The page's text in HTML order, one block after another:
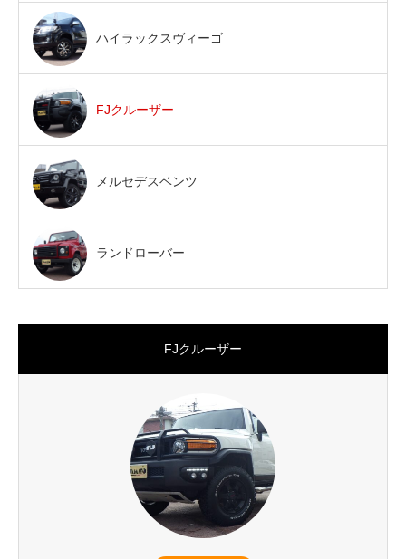
ハイラックスヴィーゴ
FJクルーザー
メルセデスベンツ
ランドローバー
FJクルーザー